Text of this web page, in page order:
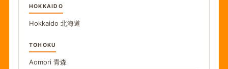
HOKKAIDO
Hokkaido 北海道
TOHOKU
Aomori 青森